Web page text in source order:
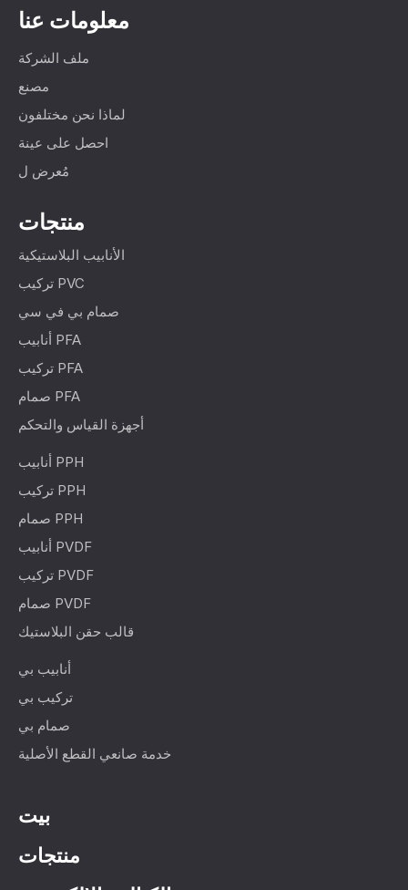
معلومات عنا
ملف الشركة
مصنع
لماذا نحن مختلفون
احصل على عينة
مُعرض ل
منتجات
الأنابيب البلاستيكية
تركيب PVC
صمام بي في سي
أنابيب PFA
تركيب PFA
صمام PFA
أجهزة القياس والتحكم
أنابيب PPH
تركيب PPH
صمام PPH
أنابيب PVDF
تركيب PVDF
صمام PVDF
قالب حقن البلاستيك
أنابيب بي
تركيب بي
صمام بي
خدمة صانعي القطع الأصلية
بيت
منتجات